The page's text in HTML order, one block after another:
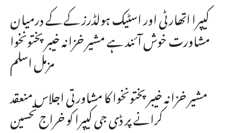
کیپرا اتھارٹی اور اسٹیک ہولڈرز کے کے درمیان
مشاورت خوش آئند ہے مشیر خزانہ خیبرپختونخوا
مزمل اسلم
مشیر خزانہ خیبرپختونخوا کا مشاورتی اجلاس منعقد
کرانے پر ڈی جی کیپرا کو خراج تحسین